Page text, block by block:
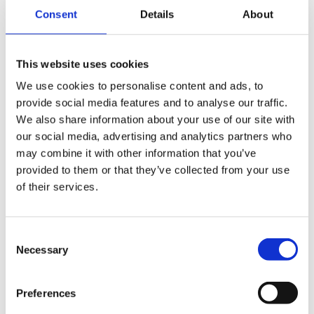
Consent Details About
This website uses cookies
We use cookies to personalise content and ads, to
provide social media features and to analyse our traffic.
We also share information about your use of our site with
our social media, advertising and analytics partners who
may combine it with other information that you’ve
provided to them or that they’ve collected from your use
of their services.
Selection
Necessary
Preferences
Vragen of persoonlijk
reisadvies?
Een van onze travel designers helpt je graag
verder.
Bel ons op 030 237 30 20
App met ons